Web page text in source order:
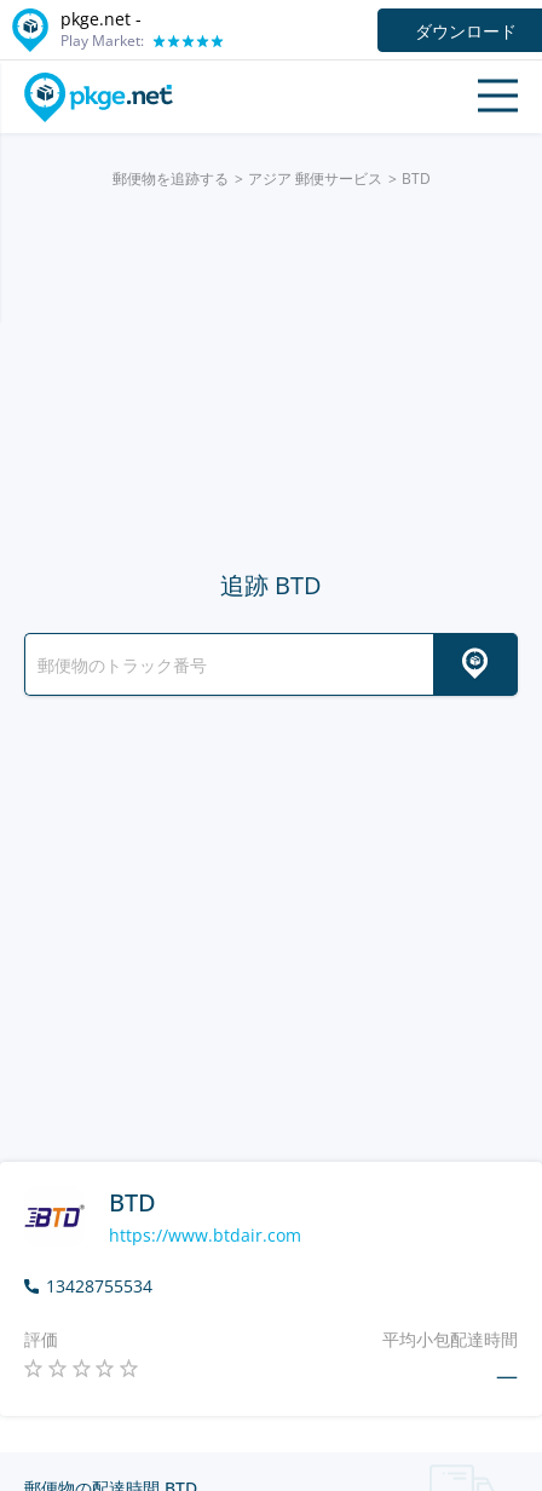
pkge.net -
Play Market: ダウンロード
郵便物を追跡する アジア 郵便サービス BTD
追跡 BTD
BTD
https://www.btdair.com
13428755534
評価 平均小包配達時間
—